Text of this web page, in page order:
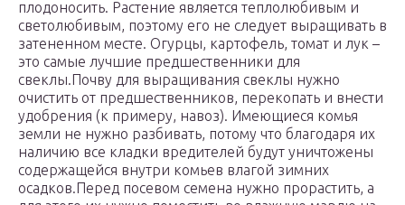
плодоносить. Растение является теплолюбивым и
светолюбивым, поэтому его не следует выращивать в
затененном месте. Огурцы, картофель, томат и лук –
это самые лучшие предшественники для
свеклы.Почву для выращивания свеклы нужно
очистить от предшественников, перекопать и внести
удобрения (к примеру, навоз). Имеющиеся комья
земли не нужно разбивать, потому что благодаря их
наличию все кладки вредителей будут уничтожены
содержащейся внутри комьев влагой зимних
осадков.Перед посевом семена нужно прорастить, а